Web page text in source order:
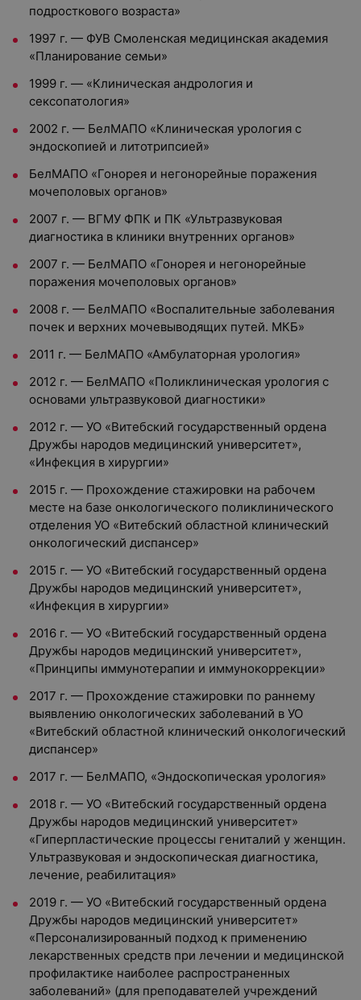
подросткового возраста»
1997 г. — ФУВ Смоленская медицинская академия
«Планирование семьи»
1999 г. — «Клиническая андрология и
сексопатология»
2002 г. — БелМАПО «Клиническая урология с
эндоскопией и литотрипсией»
БелМАПО «Гонорея и негонорейные поражения
мочеполовых органов»
2007 г. — ВГМУ ФПК и ПК «Ультразвуковая
диагностика в клиники внутренних органов»
2007 г. — БелМАПО «Гонорея и негонорейные
поражения мочеполовых органов»
2008 г. — БелМАПО «Воспалительные заболевания
почек и верхних мочевыводящих путей. МКБ»
2011 г. — БелМАПО «Амбулаторная урология»
2012 г. — БелМАПО «Поликлиническая урология с
основами ультразвуковой диагностики»
2012 г. — УО «Витебский государственный ордена
Дружбы народов медицинский университет»,
«Инфекция в хирургии»
2015 г. — Прохождение стажировки на рабочем
месте на базе онкологического поликлинического
отделения УО «Витебский областной клинический
онкологический диспансер»
2015 г. — УО «Витебский государственный ордена
Дружбы народов медицинский университет»,
«Инфекция в хирургии»
2016 г. — УО «Витебский государственный ордена
Дружбы народов медицинский университет»,
«Принципы иммунотерапии и иммунокоррекции»
2017 г. — Прохождение стажировки по раннему
выявлению онкологических заболеваний в УО
«Витебский областной клинический онкологический
диспансер»
2017 г. — БелМАПО, «Эндоскопическая урология»
2018 г. — УО «Витебский государственный ордена
Дружбы народов медицинский университет»
«Гиперпластические процессы гениталий у женщин.
Ультразвуковая и эндоскопическая диагностика,
лечение, реабилитация»
2019 г. — УО «Витебский государственный ордена
Дружбы народов медицинский университет»
«Персонализированный подход к применению
лекарственных средств при лечении и медицинской
профилактике наиболее распространенных
заболеваний» (для преподавателей учреждений